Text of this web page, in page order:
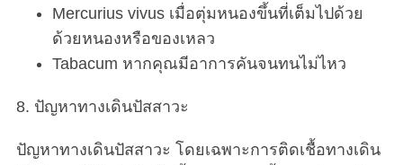
Mercurius vivus เมื่อตุ่มหนองขึ้นที่เต็มไปด้วย
ด้วยหนองหรือของเหลว
Tabacum หากคุณมีอาการคันจนทนไม่ไหว
8. ปัญหาทางเดินปัสสาวะ
ปัญหาทางเดินปัสสาวะ โดยเฉพาะการติดเชื้อทางเดิน